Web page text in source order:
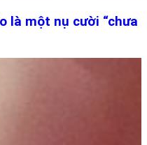
là một nụ cười “chưa